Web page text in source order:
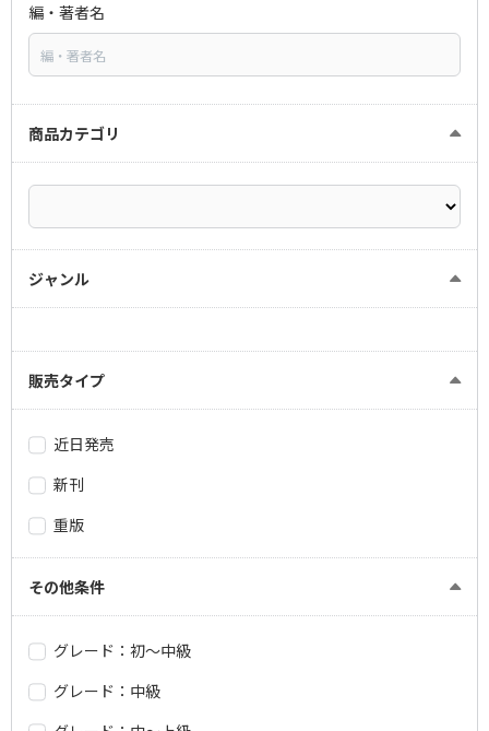
編・著者名
商品カテゴリ
ジャンル
販売タイプ
近日発売
新刊
重版
その他条件
グレード：初～中級
グレード：中級